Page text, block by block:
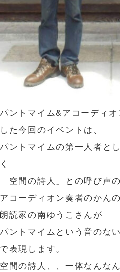
パントマイム&アコーディ
した今回のイベントは、
パントマイムの第一人者と
く
「空間の詩人」との呼び声
アコーディオン奏者のかん
朗読家の南ゆうこさんが
パントマイムという音のな
で表現します。
空間の詩人、、一体なんな